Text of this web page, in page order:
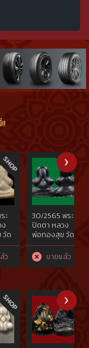
ะ
วัด
ค
รัก
ว
30/2565 พระ
ปิดตา หลวง
พ่อทองสุข วัด
สะพานสูง
จ.นนทบุรี...ยุค
ปลาย พิมพ์
ปีพ.ศ.2516-
2525
ขายแล้ว